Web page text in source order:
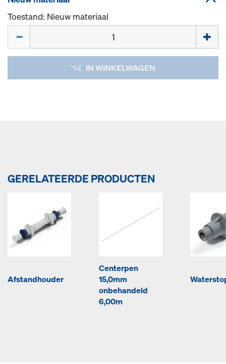
Toestand: Nieuw materiaal
IN WINKELWAGEN
GERELATEERDE PRODUCTEN
Afstandhouder
Centerpen
15,0mm
onbehandeld
6,00m